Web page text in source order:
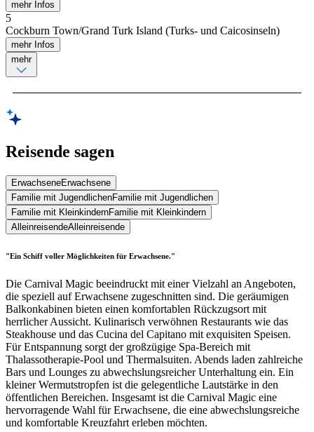
mehr Infos
5
Cockburn Town/Grand Turk Island (Turks- und Caicosinseln)
mehr Infos
mehr
Reisende sagen
ErwachseneErwachsene
Familie mit JugendlichenFamilie mit Jugendlichen
Familie mit KleinkindernFamilie mit Kleinkindern
AlleinreisendeAlleinreisende
"Ein Schiff voller Möglichkeiten für Erwachsene."
Die Carnival Magic beeindruckt mit einer Vielzahl an Angeboten,
die speziell auf Erwachsene zugeschnitten sind. Die geräumigen
Balkonkabinen bieten einen komfortablen Rückzugsort mit
herrlicher Aussicht. Kulinarisch verwöhnen Restaurants wie das
Steakhouse und das Cucina del Capitano mit exquisiten Speisen.
Für Entspannung sorgt der großzügige Spa-Bereich mit
Thalassotherapie-Pool und Thermalsuiten. Abends laden zahlreiche
Bars und Lounges zu abwechslungsreicher Unterhaltung ein. Ein
kleiner Wermutstropfen ist die gelegentliche Lautstärke in den
öffentlichen Bereichen. Insgesamt ist die Carnival Magic eine
hervorragende Wahl für Erwachsene, die eine abwechslungsreiche
und komfortable Kreuzfahrt erleben möchten.